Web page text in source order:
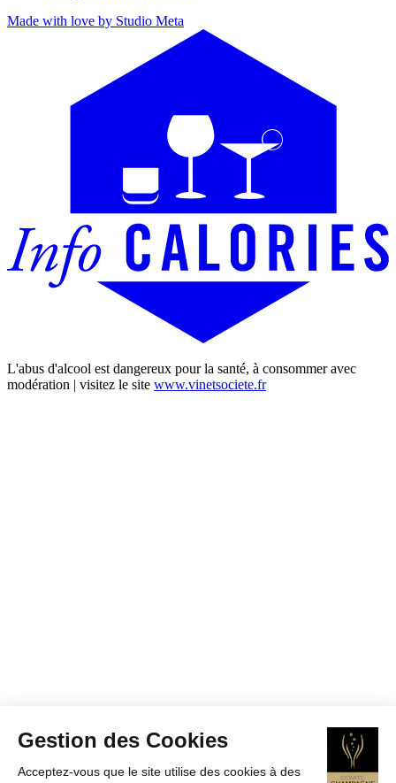
Gestion des Cookies
Acceptez-vous que le site utilise des cookies à des
Made with love by Studio Meta
L'abus d'alcool est dangereux pour la santé, à consommer avec
modération | visitez le site www.vinetsociete.fr